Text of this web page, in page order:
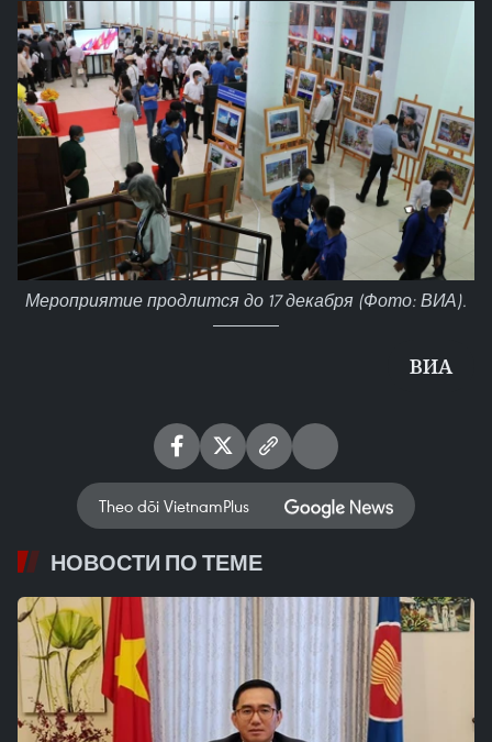
Мероприятие продлится до 17 декабря (Фото: ВИА).
ВИА
Theo dõi VietnamPlus
НОВОСТИ ПО ТЕМЕ